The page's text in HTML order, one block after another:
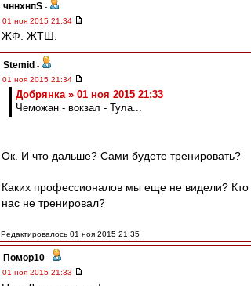
чннхнпS -
01 ноя 2015 21:34
ЖФ. ЖТШ.
Stemid -
01 ноя 2015 21:34
Добрянка » 01 ноя 2015 21:33
Чеможан - вокзал - Тула...
Ок. И что дальше? Сами будете тренировать?
Каких профессионалов мы еще не видели? Кто
нас не тренировал?
Редактировалось 01 ноя 2015 21:35
Помор10 -
01 ноя 2015 21:33